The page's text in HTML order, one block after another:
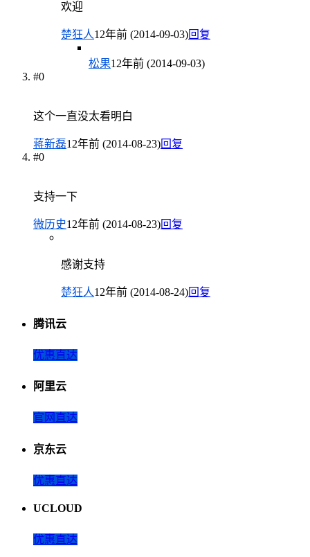
欢迎
楚狂人12年前 (2014-09-03)回复
松果12年前 (2014-09-03)
#0
这个一直没太看明白
蒋新磊12年前 (2014-08-23)回复
#0
支持一下
微历史12年前 (2014-08-23)回复
感谢支持
楚狂人12年前 (2014-08-24)回复
腾讯云
优惠直达
阿里云
官网直达
京东云
优惠直达
UCLOUD
优惠直达